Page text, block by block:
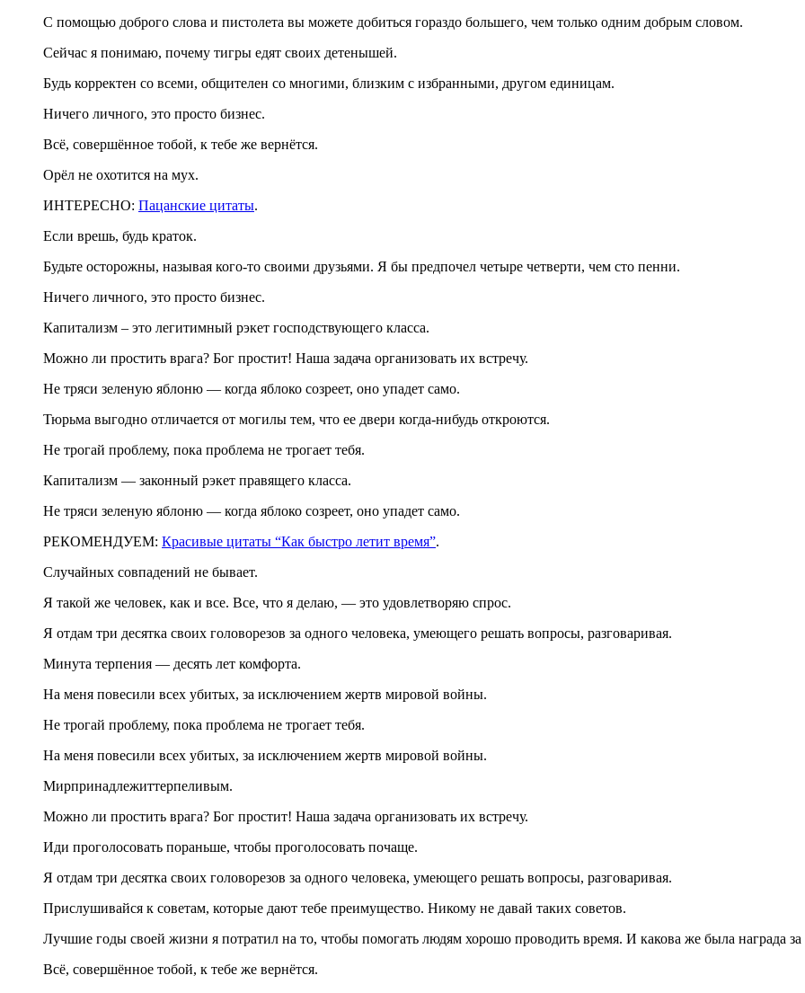
С помощью доброго слова и пистолета вы можете добиться гораздо большего, чем только одним добрым словом.
Сейчас я понимаю, почему тигры едят своих детенышей.
Будь корректен со всеми, общителен со многими, близким с избранными, другом единицам.
Ничего личного, это просто бизнес.
Всё, совершённое тобой, к тебе же вернётся.
Орёл не охотится на мух.
ИНТЕРЕСНО: Пацанские цитаты.
Если врешь, будь краток.
Будьте осторожны, называя кого-то своими друзьями. Я бы предпочел четыре четверти, чем сто пенни.
Ничего личного, это просто бизнес.
Капитализм – это легитимный рэкет господствующего класса.
Можно ли простить врага? Бог простит! Наша задача организовать их встречу.
Не тряси зеленую яблоню — когда яблоко созреет, оно упадет само.
Тюрьма выгодно отличается от могилы тем, что ее двери когда-нибудь откроются.
Не трогай проблему, пока проблема не трогает тебя.
Капитализм — законный рэкет правящего класса.
Не тряси зеленую яблоню — когда яблоко созреет, оно упадет само.
РЕКОМЕНДУЕМ: Красивые цитаты “Как быстро летит время”.
Случайных совпадений не бывает.
Я такой же человек, как и все. Все, что я делаю, — это удовлетворяю спрос.
Я отдам три десятка своих головорезов за одного человека, умеющего решать вопросы, разговаривая.
Минута терпения — десять лет комфорта.
На меня повесили всех убитых, за исключением жертв мировой войны.
Не трогай проблему, пока проблема не трогает тебя.
На меня повесили всех убитых, за исключением жертв мировой войны.
Мирпринадлежиттерпеливым.
Можно ли простить врага? Бог простит! Наша задача организовать их встречу.
Иди проголосовать пораньше, чтобы проголосовать почаще.
Я отдам три десятка своих головорезов за одного человека, умеющего решать вопросы, разговаривая.
Прислушивайся к советам, которые дают тебе преимущество. Никому не давай таких советов.
Лучшие годы своей жизни я потратил на то, чтобы помогать людям хорошо проводить время. И какова же была награда за
Всё, совершённое тобой, к тебе же вернётся.